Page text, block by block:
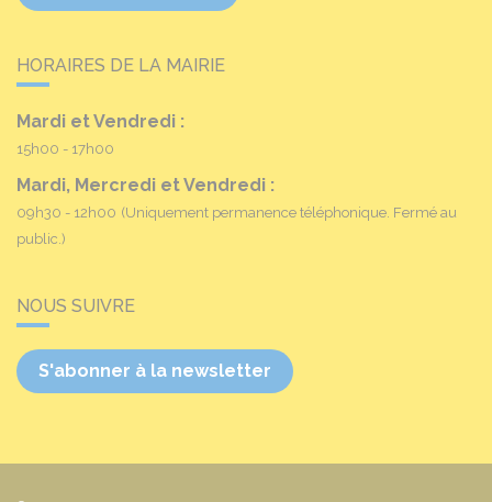
HORAIRES DE LA MAIRIE
Mardi et Vendredi :
15h00 - 17h00
Mardi, Mercredi et Vendredi :
09h30 - 12h00 (Uniquement permanence téléphonique. Fermé au
public.)
NOUS SUIVRE
S'abonner à la newsletter